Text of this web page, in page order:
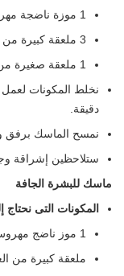
1 موزة ناضجة مهروسة.
3 ملعقة كبيرة من دقيق الأرز.
1 ملعقة صغيرة من العسل.
دقيقة.
نمسح الماسك برفق
ستلاحظين إشراقة
ماسك للبشرة الجافة
المكونات التى نحتاج
1 موز ناضج مهروس.
ملعقة كبيرة من